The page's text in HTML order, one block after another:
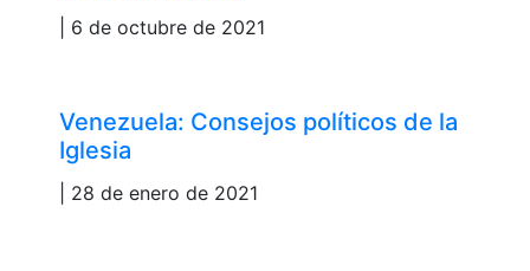
| 6 de octubre de 2021
Venezuela: Consejos políticos de la
Iglesia
| 28 de enero de 2021